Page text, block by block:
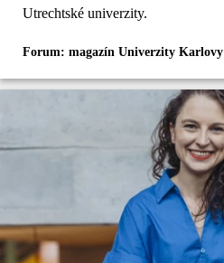
Utrechtské univerzity.
Forum: magazín Univerzity Karlovy